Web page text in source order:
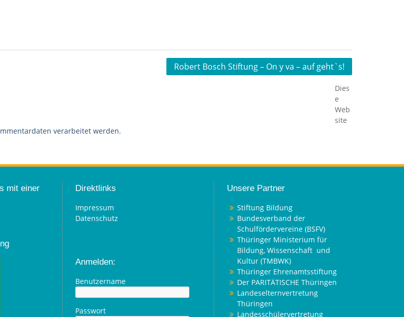
Robert Bosch Stiftung – On y va – auf geht`s!
Dies
e
Web
site
verarbeitet werden.
mit einer
Direktlinks
Impressum
Datenschutz
Anmelden:
Benutzername
Passwort
Unsere Partner
Stiftung Bildung
Bundesverband der
Schulfördervereine (BSFV)
Thüringer Ministerium für
Bildung, Wissenschaft und
Kultur (TMBWK)
Thüringer Ehrenamtsstiftung
Der PARITÄTISCHE Thüringen
Landeselternvertretung
Thüringen
Landesschülervertretung